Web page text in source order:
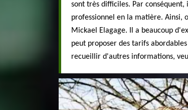
sont très difficiles. Par
professionnel en la matière. Ainsi,
Mickael Elagage. Il a beaucoup
peut proposer des tarifs
recueillir d'autres informations,